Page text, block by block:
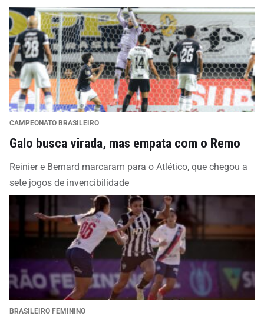
CAMPEONATO BRASILEIRO
Galo busca virada, mas empata com o Remo
Reinier e Bernard marcaram para o Atlético, que chegou a
sete jogos de invencibilidade
BRASILEIRO FEMININO